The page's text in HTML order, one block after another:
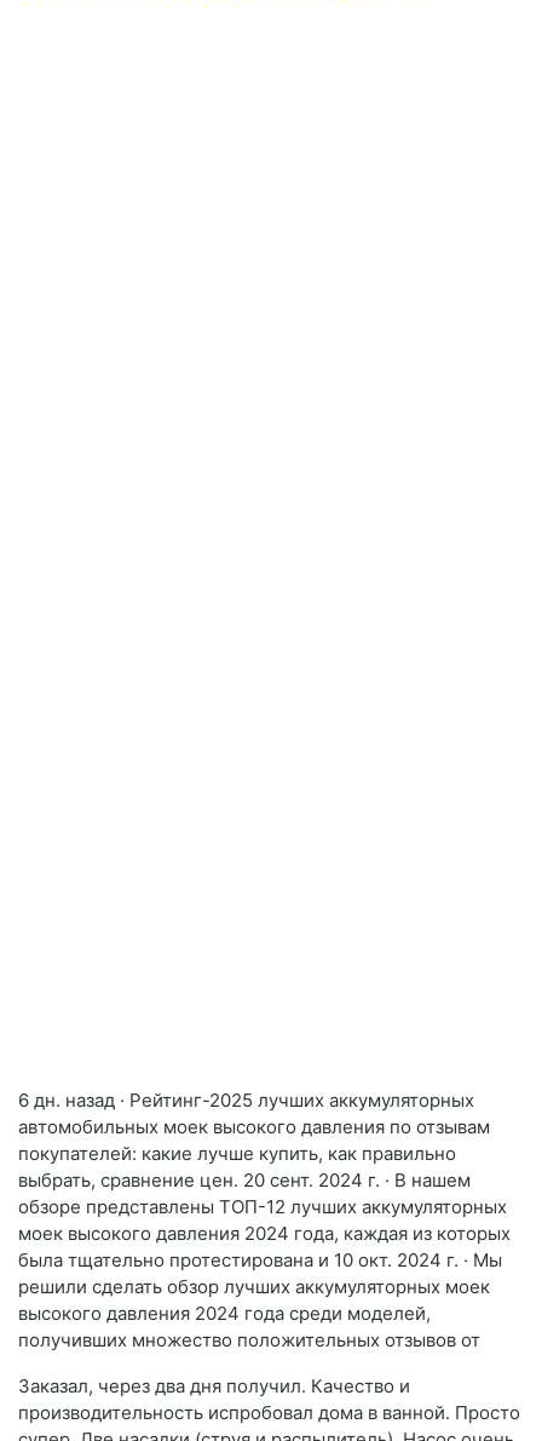
6 дн. назад · Рейтинг-2025 лучших аккумуляторных
автомобильных моек высокого давления по отзывам
покупателей: какие лучше купить, как правильно
выбрать, сравнение цен. 20 сент. 2024 г. · В нашем
обзоре представлены ТОП-12 лучших аккумуляторных
моек высокого давления 2024 года, каждая из которых
была тщательно протестирована и 10 окт. 2024 г. · Мы
решили сделать обзор лучших аккумуляторных моек
высокого давления 2024 года среди моделей,
получивших множество положительных отзывов от
Заказал, через два дня получил. Качество и
производительность испробовал дома в ванной. Просто